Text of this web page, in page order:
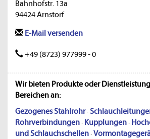
Bahnhofstr. 13a
94424 Arnstorf
E-Mail versenden
+49 (8723) 977999 - 0
Wir bieten Produkte oder
Bereichen an:
Gezogenes Stahlrohr·
Rohrverbindungen· Kupplungen·
und Schlauchschellen·